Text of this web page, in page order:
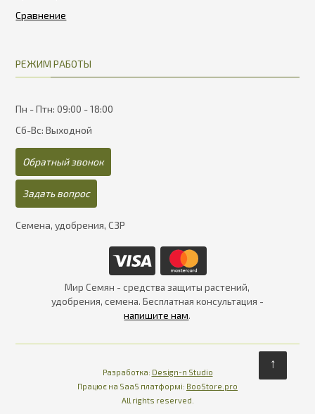
РЕЖИМ РАБОТЫ
Пн - Птн: 09:00 - 18:00
Сб-Вс: Выходной
Обратный звонок
Задать вопрос
Семена, удобрения, СЗР
Мир Семян - средства защиты растений,
удобрения, семена. Бесплатная консультация -
напишите нам.
Разработка: Design-n Studio
Працює на SaaS платформі: Працює на SaaS платформі
BooStore.pro
All rights reserved.
↑